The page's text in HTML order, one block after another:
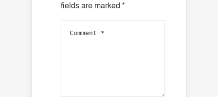
fields are marked *